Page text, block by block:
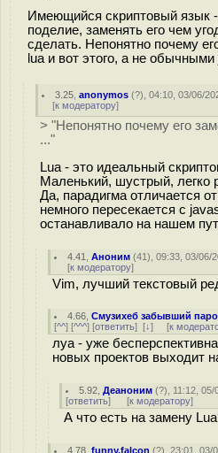
Имеющийся скриптовый язык
поделие, заменять его чем
сделать. Непонятно почему
lua и вот этого, а не
3.25 ,anonymos (?), 04:10, 03/06/
[к модератору]
> "Непонятно почему его
..."
Lua - это идеальный
Маленький, шустрый, легко
Да, парадигма отличается
немного пересекается с
останавливало на нашем
4.41 ,Аноним (41), 09:33, 03/06/
[к модератору]
Vim, лучший текстовый
4.66 ,Смузихеб забывший
[^^] [^^^] [ответить] [↓] [к
луа - уже
новых проектов выходит
5.92 ,Деаноним (?), 11:12, 05/
[ответить] [к модератору]
А что есть на замену
4.78 ,funny.falcon (?), 23:01, 03/